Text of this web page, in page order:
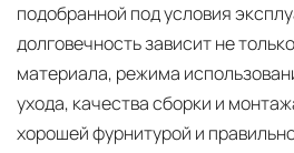
подобранной под условия
долговечность зависит не
материала, режима
ухода, качества сборки и
хорошей фурнитурой и